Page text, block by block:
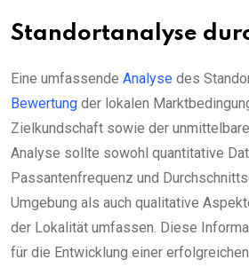
Standortanalyse
Eine umfassende Analyse des
Bewertung der lokalen
Zielkundschaft sowie der
Analyse sollte sowohl quantitative
Passantenfrequenz und
Umgebung als auch qualitative
der Lokalität umfassen. Diese
für die Entwicklung einer erfolgreichen